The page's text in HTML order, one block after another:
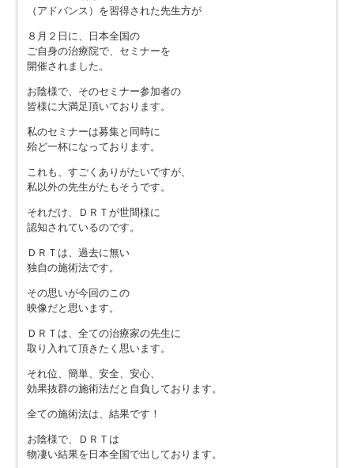
（アドバンス）を習得された先生方が
８月２日に、日本全国の
ご自身の治療院で、セミナーを
開催されました。
お陰様で、そのセミナー参加者の
皆様に大満足頂いております。
私のセミナーは募集と同時に
殆ど一杯になっております。
これも、すごくありがたいですが、
私以外の先生がたもそうです。
それだけ、ＤＲＴが世間様に
認知されているのです。
ＤＲＴは、過去に無い
独自の施術法です。
その思いが今回のこの
映像だと思います。
ＤＲＴは、全ての治療家の先生に
取り入れて頂きたく思います。
それ位、簡単、安全、安心、
効果抜群の施術法だと自負しております。
全ての施術法は、結果です！
お陰様で、ＤＲＴは
物凄い結果を日本全国で出しております。